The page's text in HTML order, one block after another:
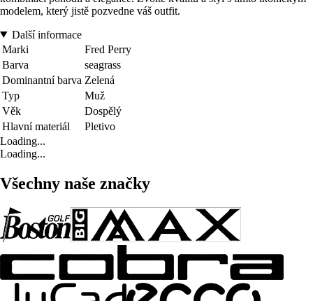
modelem, který jistě pozvedne váš outfit.
Další informace
Marki
Fred Perry
Barva
seagrass
Dominantní barva Zelená
Typ
Muž
Věk
Dospělý
Hlavní materiál
Pletivo
Loading...
Loading...
Všechny naše značky